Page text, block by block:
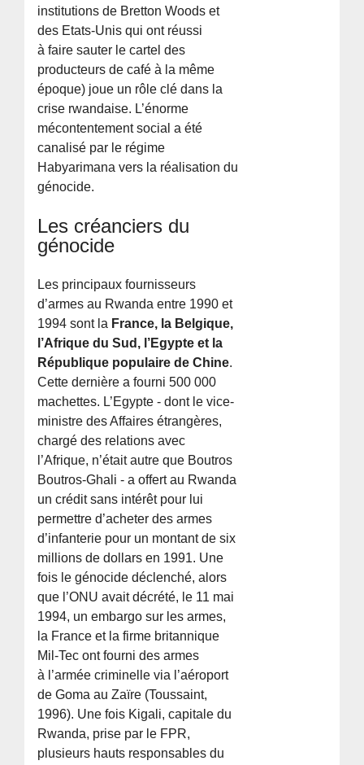
institutions de Bretton Woods et
des Etats-Unis qui ont réussi
à faire sauter le cartel des
producteurs de café à la même
époque) joue un rôle clé dans la
crise rwandaise. L’énorme
mécontentement social a été
canalisé par le régime
Habyarimana vers la réalisation du
génocide.
Les créanciers du
génocide
Les principaux fournisseurs
d’armes au Rwanda entre 1990 et
1994 sont la France, la Belgique,
l’Afrique du Sud, l’Egypte et la
République populaire de Chine.
Cette dernière a fourni 500 000
machettes. L’Egypte - dont le vice-
ministre des Affaires étrangères,
chargé des relations avec
l’Afrique, n’était autre que Boutros
Boutros-Ghali - a offert au Rwanda
un crédit sans intérêt pour lui
permettre d’acheter des armes
d’infanterie pour un montant de six
millions de dollars en 1991. Une
fois le génocide déclenché, alors
que l’ONU avait décrété, le 11 mai
1994, un embargo sur les armes,
la France et la firme britannique
Mil-Tec ont fourni des armes
à l’armée criminelle via l’aéroport
de Goma au Zaïre (Toussaint,
1996). Une fois Kigali, capitale du
Rwanda, prise par le FPR,
plusieurs hauts responsables du